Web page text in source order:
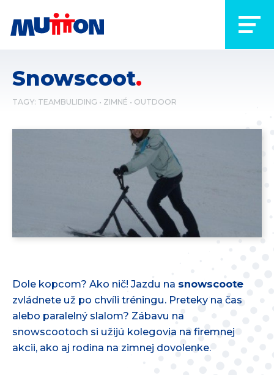
Snowscoot
TAGY: TEAMBULIDING ZIMNÉ OUTDOOR
Dole kopcom? Ako nič! Jazdu na snowscoote
zvládnete už po chvíli tréningu. Preteky na čas
alebo paralelný slalom? Zábavu na
snowscootoch si užijú kolegovia na firemnej
akcii, ako aj rodina na zimnej dovolenke.